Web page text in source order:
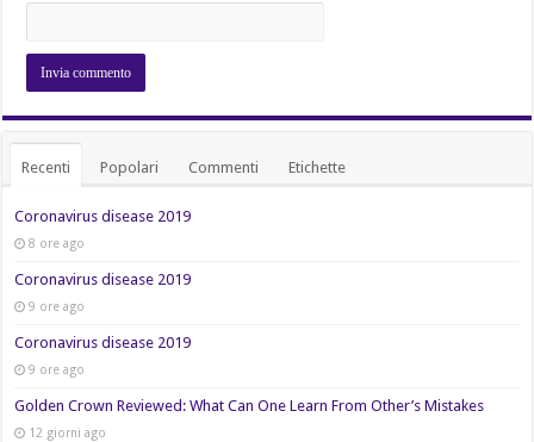
Recenti Popolari Commenti Etichette
Coronavirus disease 2019
8 ore ago
Coronavirus disease 2019
9 ore ago
Coronavirus disease 2019
9 ore ago
Golden Crown Reviewed: What Can One Learn From Other’s Mistakes
12 giorni ago